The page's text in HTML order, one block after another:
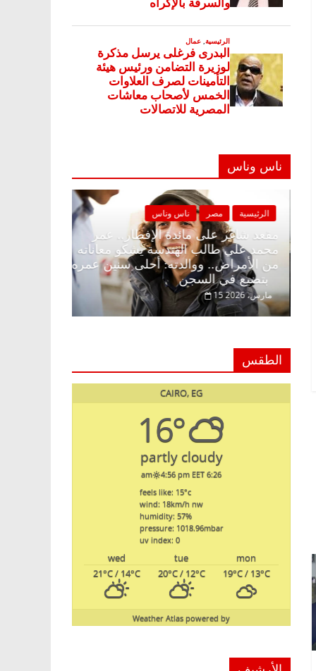
ناس وناس
مقعد شاغر
محمد علي طالب
من الأمراض..
بتضيع في السجن
الرئيسية مصر ناس وناس
مقعد شاغر على الإفطار وبلكونة بلا زينة
رمضان.. د. عبدالخالق فاروق خبير
اقتصادي في انتظار حلم الحرية ولمة
22 فبراير، 2026
الطقس
CAIRO, EG
16°
partly cloudy
6:26 am
4:56 pm EET
feels like: 15°c
wind: 18km/h nw
humidity: 57%
pressure: 1018.96mbar
uv index: 0
mon
tue
wed
19°C/ 13°C
20°C/ 12°C
21°C/ 14°C
powered by
Weather Atlas